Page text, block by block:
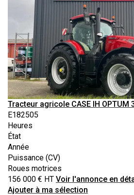
Tracteur agricole CASE IH OPTUM
E182505
Heures
État
Année
Puissance (CV)
Roues motrices
156 000 € HT Voir l'annonce en
Ajouter à ma sélection